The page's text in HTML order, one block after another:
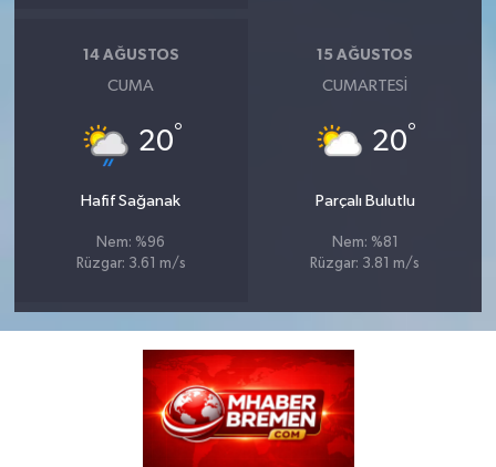
14 AĞUSTOS
CUMA
20°
Hafif Sağanak
Nem: %96
Rüzgar: 3.61 m/s
15 AĞUSTOS
CUMARTESI
20°
Parçalı Bulutlu
Nem: %81
Rüzgar: 3.81 m/s